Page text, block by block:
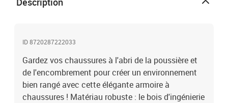
ID 8720287222033
Gardez vos chaussures à l'abri de la poussière et
de l'encombrement pour créer un environnement
bien rangé avec cette élégante armoire à
chaussures ! Matériau robuste : le bois d'ingénierie